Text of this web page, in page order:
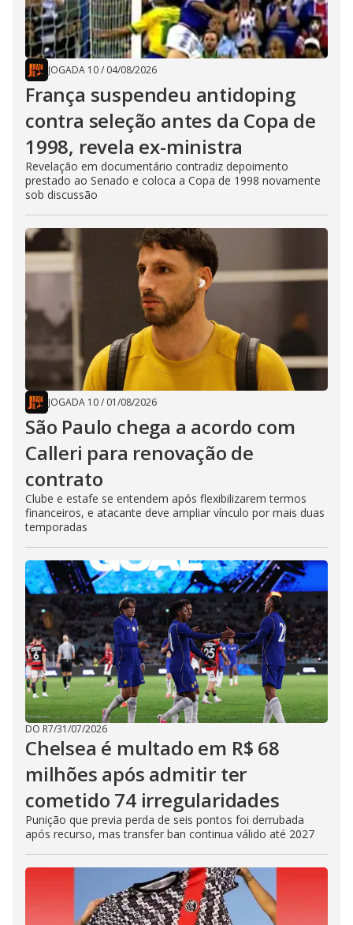
JOGADA 10/ 04/08/2026
França suspendeu antidoping
contra seleção antes da Copa de
1998, revela ex-ministra
Revelação em documentário contradiz depoimento
prestado ao Senado e coloca a Copa de 1998 novamente
sob discussão
JOGADA 10/ 01/08/2026
São Paulo chega a acordo com
Calleri para renovação de
contrato
Clube e estafe se entendem após flexibilizarem termos
financeiros, e atacante deve ampliar vínculo por mais duas
temporadas
DO R7/31/07/2026
Chelsea é multado em R$ 68
milhões após admitir ter
cometido 74 irregularidades
Punição que previa perda de seis pontos foi derrubada
após recurso, mas transfer ban continua válido até 2027